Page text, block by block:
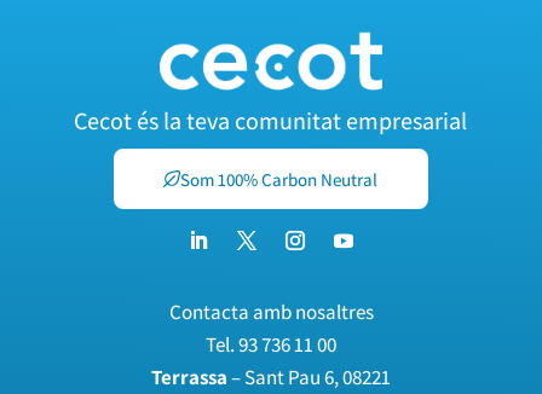
Cecot és la teva comunitat empresarial
Som 100% Carbon Neutral
Contacta amb nosaltres
Tel.93 736 11 00
Terrassa– Sant Pau 6, 08221